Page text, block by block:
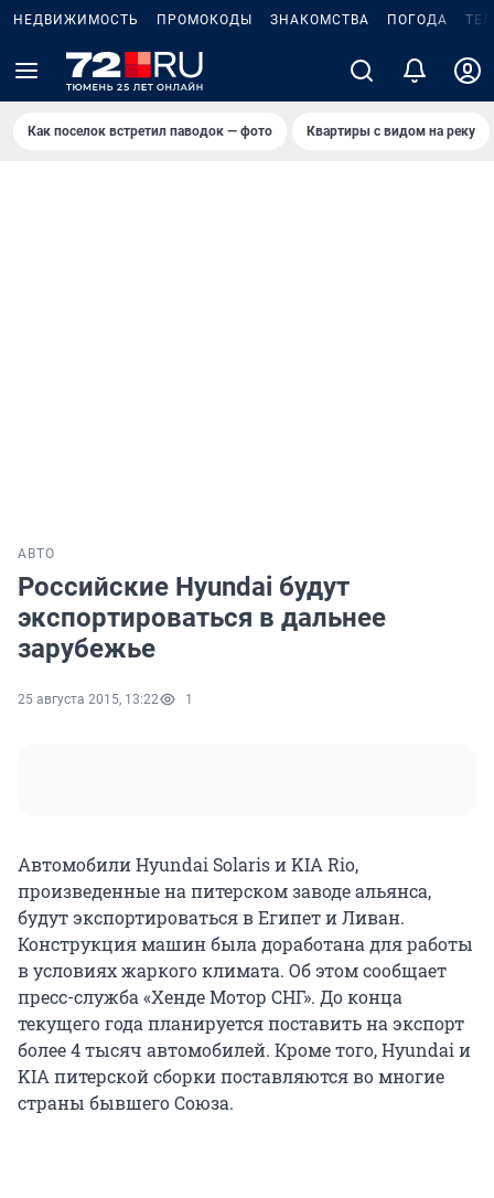
НЕДВИЖИМОСТЬ ПРОМОКОДЫ ЗНАКОМСТВА ПОГОДА
Как поселок встретил паводок — фото Квартиры с видом на реку
АВТО
Российские Hyundai будут
экспортироваться в дальнее
зарубежье
25 августа 2015, 13:22 1
Автомобили Hyundai Solaris и KIA Rio,
произведенные на питерском заводе альянса,
будут экспортироваться в Египет и Ливан.
Конструкция машин была доработана для работы
в условиях жаркого климата. Об этом сообщает
пресс-служба «Хенде Мотор СНГ». До конца
текущего года планируется поставить на экспорт
более 4 тысяч автомобилей. Кроме того, Hyundai и
KIA питерской сборки поставляются во многие
страны бывшего Союза.